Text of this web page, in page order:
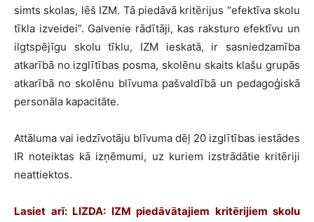
simts skolas, lēš IZM. Tā piedāvā kritērijus “efektīva skolu
tīkla izveidei”. Galvenie rādītāji, kas raksturo efektīvu un
ilgtspējīgu skolu tīklu, IZM ieskatā, ir sasniedzamība
atkarībā no izglītības posma, skolēnu skaits klašu grupās
atkarībā no skolēnu blīvuma pašvaldībā un pedagoģiskā
personāla kapacitāte.
Attāluma vai iedzīvotāju blīvuma dēļ 20 izglītības iestādes
IR noteiktas kā izņēmumi, uz kuriem izstrādātie kritēriji
neattiektos.
Lasiet arī: LIZDA: IZM piedāvātajiem kritērijiem skolu